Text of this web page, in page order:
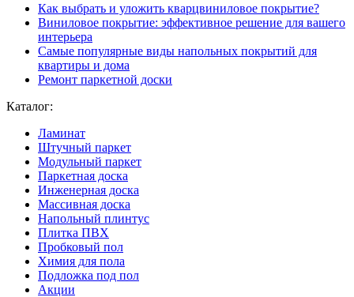
Как выбрать и уложить кварцвиниловое покрытие?
Виниловое покрытие: эффективное решение для вашего
интерьера
Самые популярные виды напольных покрытий для
квартиры и дома
Ремонт паркетной доски
Каталог:
Ламинат
Штучный паркет
Модульный паркет
Паркетная доска
Инженерная доска
Массивная доска
Напольный плинтус
Плитка ПВХ
Пробковый пол
Химия для пола
Подложка под пол
Акции